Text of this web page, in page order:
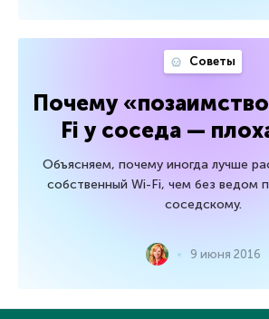
Советы
Почему
Fi у соседа —
Объясняем, почему иногда лучше
собственный Wi-Fi, чем без ведом
соседскому.
9 июня 2016